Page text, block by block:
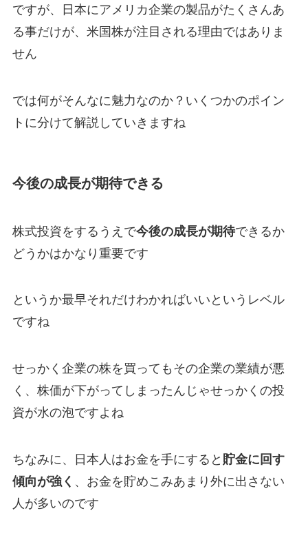
ですが、日本にアメリカ企業の製品がたくさんあ
る事だけが、米国株が注目される理由ではありま
せん
では何がそんなに魅力なのか？いくつかのポイン
トに分けて解説していきますね
今後の成長が期待できる
株式投資をするうえで今後の成長が期待できるか
どうかはかなり重要です
というか最早それだけわかればいいというレベル
ですね
せっかく企業の株を買ってもその企業の業績が悪
く、株価が下がってしまったんじゃせっかくの投
資が水の泡ですよね
ちなみに、日本人はお金を手にすると 貯金に回す
傾向が強く 、お金を貯めこみあまり外に出さない
人が多いのです